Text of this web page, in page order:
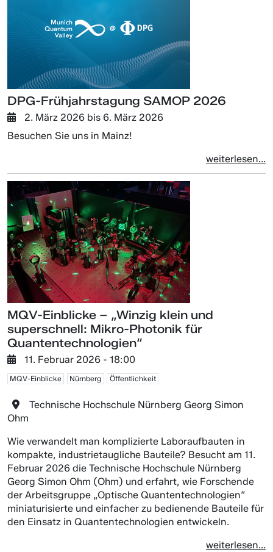
DPG-Frühjahrstagung SAMOP 2026
2. März 2026 bis 6. März 2026
Besuchen Sie uns in Mainz!
weiterlesen...
MQV-Einblicke – „Winzig klein und
superschnell: Mikro-Photonik für
Quantentechnologien“
11. Februar 2026 - 18:00
MQV-Einblicke Nürnberg Öffentlichkeit
Technische Hochschule Nürnberg Georg Simon
Ohm
Wie verwandelt man komplizierte Laboraufbauten in
kompakte, industrietaugliche Bauteile? Besucht am 11.
Februar 2026 die Technische Hochschule Nürnberg
Georg Simon Ohm (Ohm) und erfahrt, wie Forschende
der Arbeitsgruppe „Optische Quantentechnologien“
miniaturisierte und einfacher zu bedienende Bauteile für
den Einsatz in Quantentechnologien entwickeln.
weiterlesen...